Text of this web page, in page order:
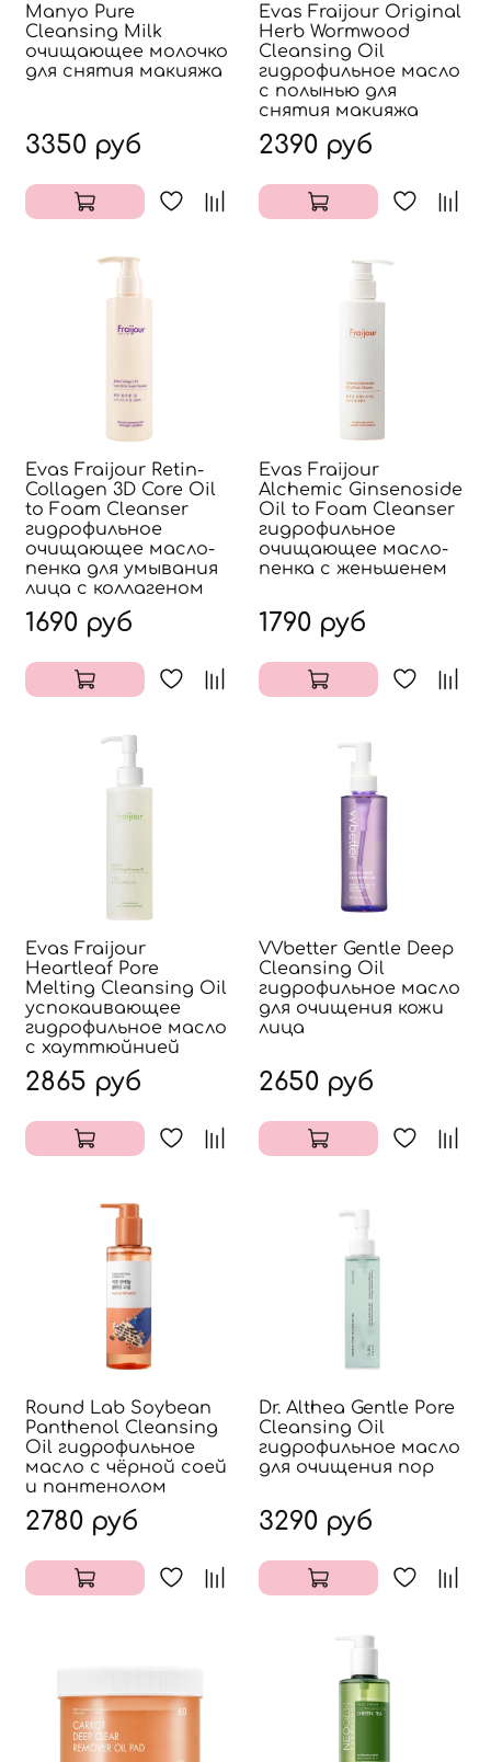
Manyo Pure
Cleansing Milk
очищающее молочко
для снятия макияжа
3350 руб
Evas Fraijour Original
Herb Wormwood
Cleansing Oil
гидрофильное масло
с полынью для
снятия макияжа
2390 руб
Evas Fraijour Retin-
Collagen 3D Core Oil
to Foam Cleanser
гидрофильное
очищающее масло-
пенка для умывания
лица с коллагеном
1690 руб
Evas Fraijour
Alchemic Ginsenoside
Oil to Foam Cleanser
гидрофильное
очищающее масло-
пенка с женьшенем
1790 руб
Evas Fraijour
Heartleaf Pore
Melting Cleansing Oil
успокаивающее
гидрофильное масло
с хауттюйнией
2865 руб
VVbetter Gentle Deep
Cleansing Oil
гидрофильное масло
для очищения кожи
лица
2650 руб
Round Lab Soybean
Panthenol Cleansing
Oil гидрофильное
масло с чёрной соей
и пантенолом
2780 руб
Dr. Althea Gentle Pore
Cleansing Oil
гидрофильное масло
для очищения пор
3290 руб